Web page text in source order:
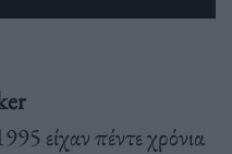
είχαν πέντε χρόνια